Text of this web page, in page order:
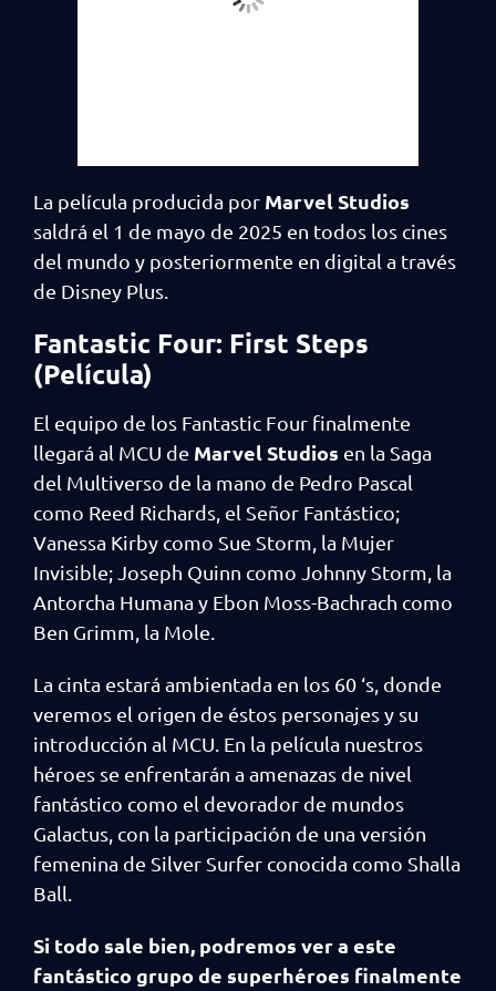
La película producida por Marvel Studios
saldrá el 1 de mayo de 2025 en todos los cines
del mundo y posteriormente en digital a través
de Disney Plus.
Fantastic Four: First Steps
(Película)
El equipo de los Fantastic Four finalmente
llegará al MCU de Marvel Studios en la Saga
del Multiverso de la mano de Pedro Pascal
como Reed Richards, el Señor Fantástico;
Vanessa Kirby como Sue Storm, la Mujer
Invisible; Joseph Quinn como Johnny Storm, la
Antorcha Humana y Ebon Moss-Bachrach como
Ben Grimm, la Mole.
La cinta estará ambientada en los 60 ‘s, donde
veremos el origen de éstos personajes y su
introducción al MCU. En la película nuestros
héroes se enfrentarán a amenazas de nivel
fantástico como el devorador de mundos
Galactus, con la participación de una versión
femenina de Silver Surfer conocida como Shalla
Ball.
Si todo sale bien, podremos ver a este
fantástico grupo de superhéroes finalmente